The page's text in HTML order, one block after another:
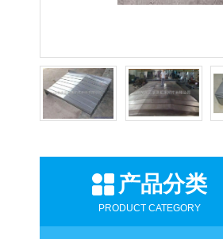
产品分类
PRODUCT CATEGORY